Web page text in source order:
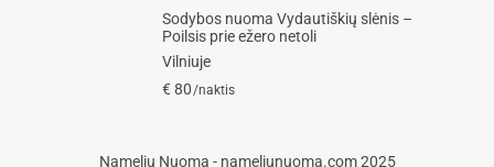
Sodybos nuoma Vydautiškių slėnis –
Poilsis prie ežero netoli
Vilniuje
€ 80/naktis
Namelių Nuoma - nameliunuoma.com 2025